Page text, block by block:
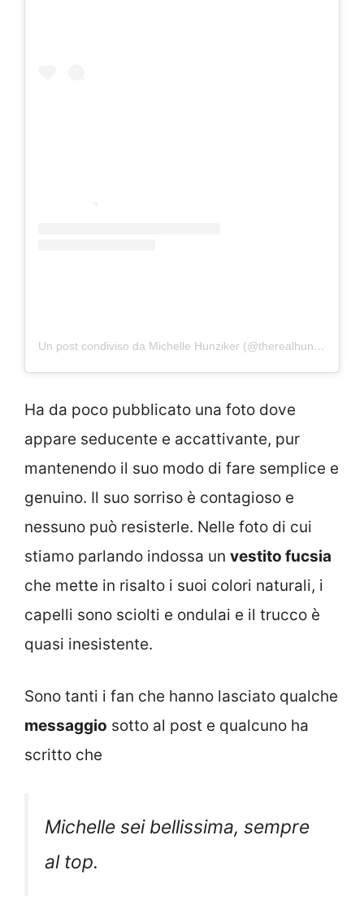
Un post condiviso da Michelle Hunziker (@therealhunzigram)
Ha da poco pubblicato una foto dove
appare seducente e accattivante, pur
mantenendo il suo modo di fare semplice e
genuino. Il suo sorriso è contagioso e
nessuno può resisterle. Nelle foto di cui
stiamo parlando indossa un vestito fucsia
che mette in risalto i suoi colori naturali, i
capelli sono sciolti e ondulai e il trucco è
quasi inesistente.
Sono tanti i fan che hanno lasciato qualche
messaggio sotto al post e qualcuno ha
scritto che
Michelle sei bellissima, sempre
al top.